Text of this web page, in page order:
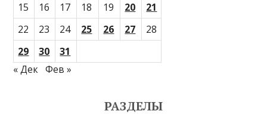
15
16 17 18 19 20
21
22
23 24 25 26 27
28
29
30
31
« Дек Фев »
РАЗДЕЛЫ